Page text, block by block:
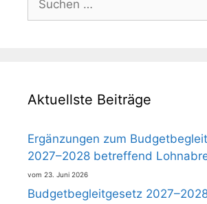
nach:
Aktuellste Beiträge
Ergänzungen zum
2027–2028 betreffend
23. Juni 2026
Budgetbegleitgesetz